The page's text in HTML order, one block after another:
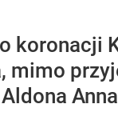
koronacji
mimo